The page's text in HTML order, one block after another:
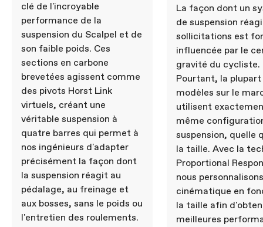
clé de l'incroyable
performance de la
suspension du Scalpel et de
son faible poids. Ces
sections en carbone
brevetées agissent comme
des pivots Horst Link
virtuels, créant une
véritable suspension à
quatre barres qui permet à
nos ingénieurs d'adapter
précisément la façon dont
la suspension réagit au
pédalage, au freinage et
aux bosses, sans le poids ou
l'entretien des roulements.
La façon dont un
de suspension
sollicitations est
influencée par le
gravité du cycliste.
Pourtant, la
modèles sur le
utilisent
même
suspension, quelle
la taille. Avec la
Proportional
nous
cinématique en
la taille afin
meilleures